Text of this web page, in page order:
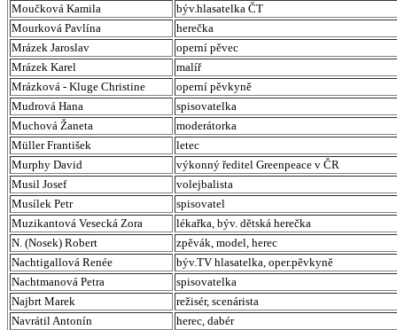
Moučková Kamila
býv.hlasatelka ČT
Mourková Pavlína
herečka
Mrázek Jaroslav
operní pěvec
Mrázek Karel
malíř
Mrázková - Kluge Christine
operní pěvkyně
Mudrová Hana
spisovatelka
Muchová Žaneta
moderátorka
Müller František
letec
Murphy David
výkonný ředitel Greenpeace v ČR
Musil Josef
volejbalista
Musílek Petr
spisovatel
Muzikantová Vesecká Zora
lékařka, býv. dětská herečka
N. (Nosek) Robert
zpěvák, model, herec
Nachtigallová Renée
býv.TV hlasatelka, oper.pěvkyně
Nachtmanová Petra
spisovatelka
Najbrt Marek
režisér, scenárista
Navrátil Antonín
herec, dabér